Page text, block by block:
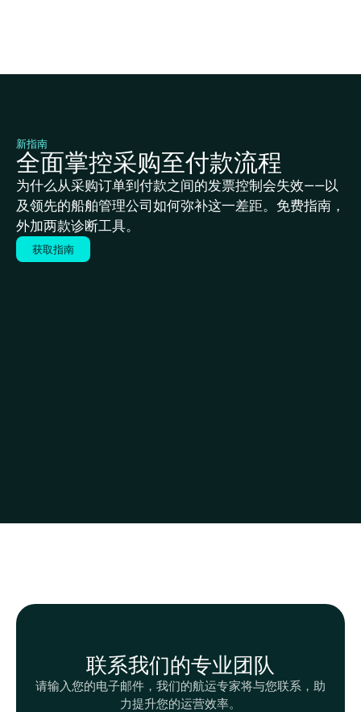
新指南
全面掌控采购至付款流程
为什么从采购订单到付款之间的发票控制会失效——以
及领先的船舶管理公司如何弥补这一差距。免费指南，
外加两款诊断工具。
获取指南
联系我们的专业团队
请输入您的电子邮件，我们的航运专家将与您联系，助
力提升您的运营效率。